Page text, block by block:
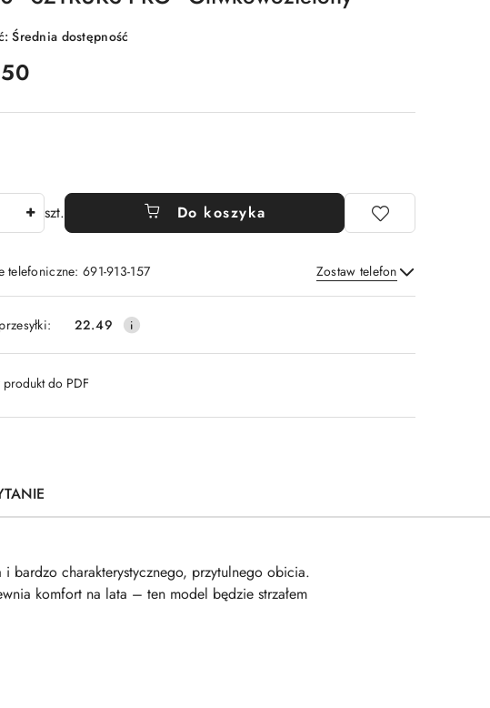
Średnia dostępność
szt. Do koszyka
telefoniczne: 691-913-157 Zostaw telefon
Wyślij
22.49
do PDF
bardzo charakterystycznego, przytulnego obicia.
komfort na lata – ten model będzie strzałem